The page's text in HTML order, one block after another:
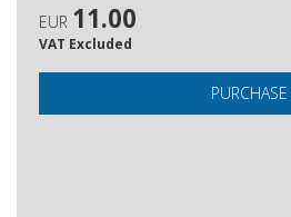
EUR 11.00
VAT Excluded
PURCHASE